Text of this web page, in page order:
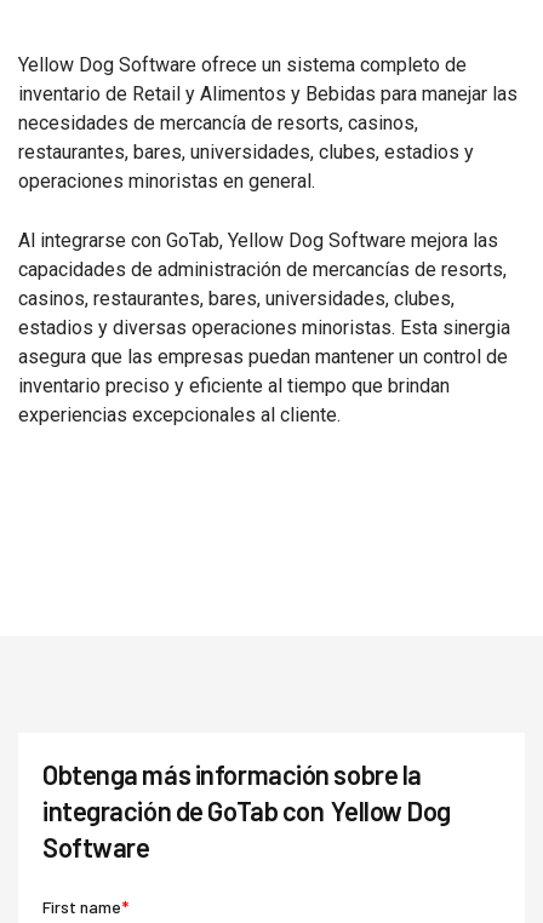
Yellow Dog Software ofrece un sistema completo de
inventario de Retail y Alimentos y Bebidas para manejar las
necesidades de mercancía de resorts, casinos,
restaurantes, bares, universidades, clubes, estadios y
operaciones minoristas en general.
Al integrarse con GoTab, Yellow Dog Software mejora las
capacidades de administración de mercancías de resorts,
casinos, restaurantes, bares, universidades, clubes,
estadios y diversas operaciones minoristas. Esta sinergia
asegura que las empresas puedan mantener un control de
inventario preciso y eficiente al tiempo que brindan
experiencias excepcionales al cliente.
Obtenga más información sobre la
integración de GoTab con Yellow Dog
Software